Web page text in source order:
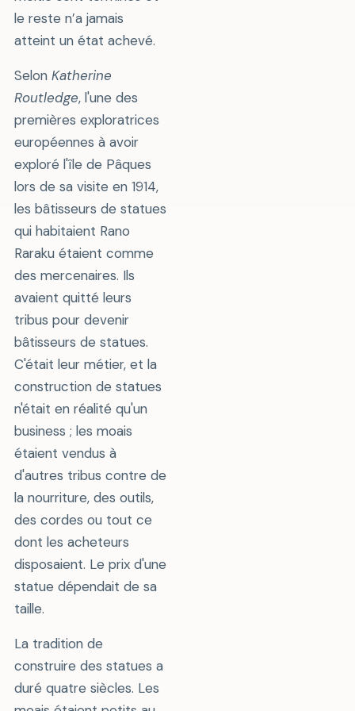
le reste n’a jamais
atteint un état achevé.
Selon Katherine
Routledge, l'une des
premières exploratrices
européennes à avoir
exploré l'île de Pâques
lors de sa visite en 1914,
les bâtisseurs de statues
qui habitaient Rano
Raraku étaient comme
des mercenaires. Ils
avaient quitté leurs
tribus pour devenir
bâtisseurs de statues.
C'était leur métier, et la
construction de statues
n'était en réalité qu'un
business ; les moais
étaient vendus à
d'autres tribus contre de
la nourriture, des outils,
des cordes ou tout ce
dont les acheteurs
disposaient. Le prix d'une
statue dépendait de sa
taille.
La tradition de
construire des statues a
duré quatre siècles. Les